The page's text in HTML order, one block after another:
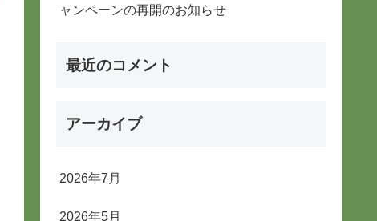
ャンペーンの再開のお知らせ
最近のコメント
アーカイブ
2026年7月
2026年5月